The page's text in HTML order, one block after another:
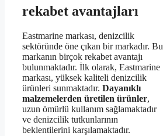
rekabet avantajları
Eastmarine markası, denizcilik
sektöründe öne çıkan bir markadır. Bu
markanın birçok rekabet avantajı
bulunmaktadır. İlk olarak, Eastmarine
markası, yüksek kaliteli denizcilik
ürünleri sunmaktadır. Dayanıklı
malzemelerden üretilen ürünler,
uzun ömürlü kullanım sağlamaktadır
ve denizcilik tutkunlarının
beklentilerini karşılamaktadır.